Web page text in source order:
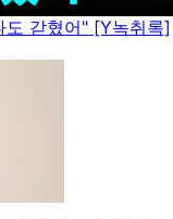
도 갇혔어" [Y녹취록]